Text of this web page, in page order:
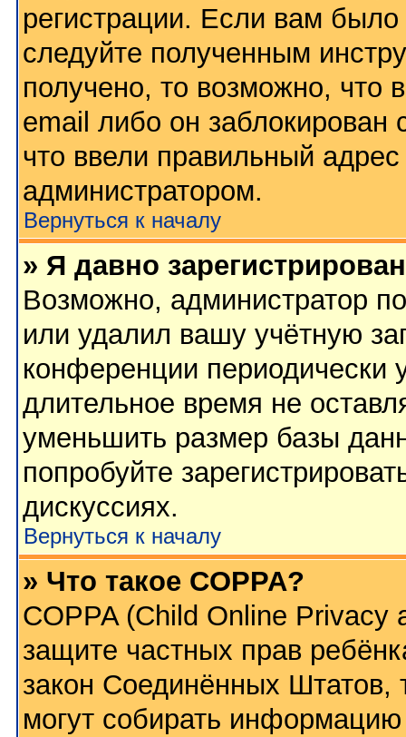
регистрации. Если вам
следуйте полученным
получено, то возможно, что
email либо он
что ввели правильный
администратором.
Вернуться к началу
» Я давно
Возможно, администратор
или удалил вашу учётную
конференции периодически
длительное время не
уменьшить размер базы
попробуйте
дискуссиях.
Вернуться к началу
» Что такое COPPA?
COPPA (Child Online Privacy
защите частных прав
закон Соединённых Штатов,
могут собирать